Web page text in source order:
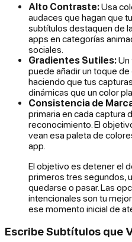
Alto Contraste:Usa
audaces que hagan que
subtítulos destaquen de
apps en categorías
sociales.
Gradientes Sutiles:Un
puede añadir un toque
haciendo que tus
dinámicas que un color
Consistencia de
primaria en cada captura
reconocimiento. El
vean esa paleta de
app.
El objetivo es detener el
primeros tres segundos,
quedarse o pasar. Las
intencionales son tu
ese momento inicial de
Escribe Subtítulos que